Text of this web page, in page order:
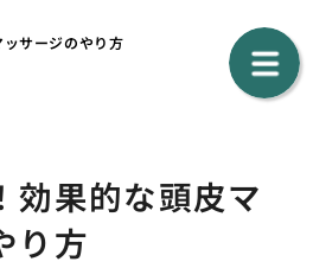
サージのやり方
効果的な頭皮マ
り方